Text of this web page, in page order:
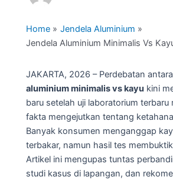
Home
Jendela Aluminium
Jendela Aluminium Minimalis Vs
JAKARTA, 2026 – Perdebatan antara
aluminium minimalis vs kayu kini
baru setelah uji laboratorium terbaru
fakta mengejutkan tentang
Banyak konsumen menganggap
terbakar, namun hasil tes
Artikel ini mengupas tuntas
studi kasus di lapangan, dan